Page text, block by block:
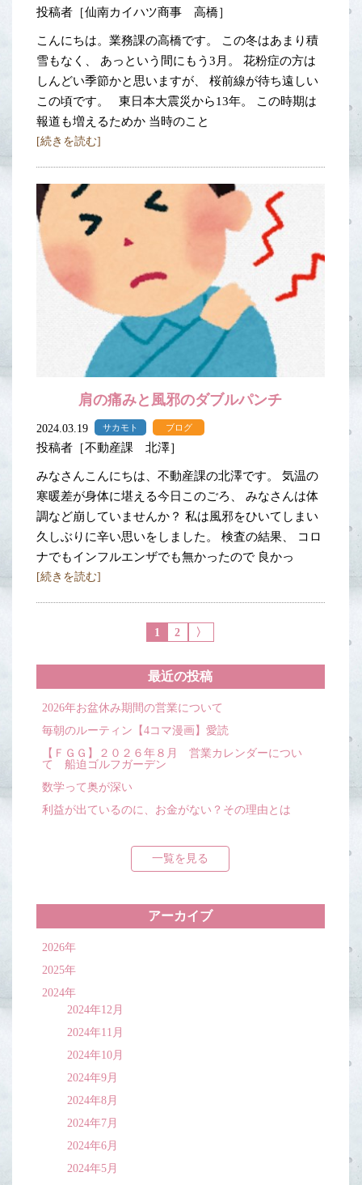
投稿者［仙南カイハツ商事 高橋］
こんにちは。業務課の高橋です。 この冬はあまり積
雪もなく、 あっという間にもう3月。 花粉症の方は
しんどい季節かと思いますが、 桜前線が待ち遠しい
この頃です。 東日本大震災から13年。 この時期は
報道も増えるためか 当時のこと
[続きを読む]
肩の痛みと風邪のダブルパンチ
2024.03.19 サカモト ブログ
投稿者［不動産課 北澤］
みなさんこんにちは、不動産課の北澤です。 気温の
寒暖差が身体に堪える今日このごろ、 みなさんは体
調など崩していませんか？ 私は風邪をひいてしまい
久しぶりに辛い思いをしました。 検査の結果、 コロ
ナでもインフルエンザでも無かったので 良かっ
[続きを読む]
1 2 〉
最近の投稿
2026年お盆休み期間の営業について
毎朝のルーティン【4コマ漫画】愛読
【ＦＧＧ】２０２６年８月 営業カレンダーについ
て 船迫ゴルフガーデン
数学って奥が深い
利益が出ているのに、お金がない？その理由とは
一覧を見る
アーカイブ
2026年
2025年
2024年
2024年12月
2024年11月
2024年10月
2024年9月
2024年8月
2024年7月
2024年6月
2024年5月